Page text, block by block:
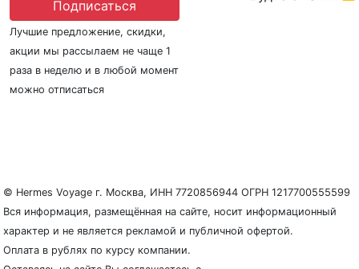
© Hermes Voyage г. Москва, ИНН 7720856944 ОГРН 1217700555599
Вся информация, размещённая на сайте, носит информационный
характер и не является рекламой и публичной офертой.
Оплата в рублях по курсу компании.
Подписаться
Лучшие предложение, скидки,
акции мы рассылаем не чаще 1
раза в неделю и в любой момент
можно отписаться